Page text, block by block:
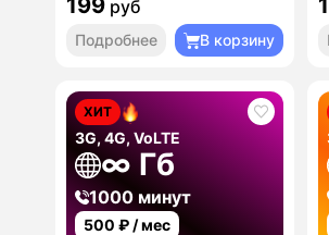
199 руб
Подробнее В корзину
ХИТ
3G, 4G, VoLTE
∞ Гб
1000 минут
500 ₽ / мес